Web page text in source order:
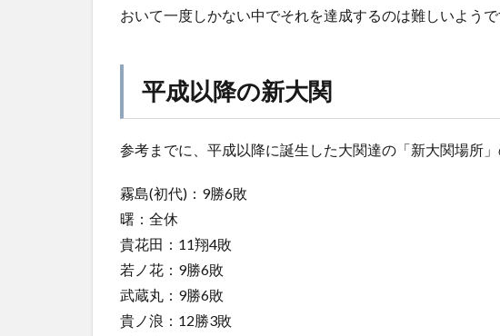
おいて一度しかない中でそれを達成するのは難しいようで
平成以降の新大関
参考までに、平成以降に誕生した大関達の「新大関場所
霧島(初代)：9勝6敗
曙：全休
貴花田：11翔4敗
若ノ花：9勝6敗
武蔵丸：9勝6敗
貴ノ浪：12勝3敗